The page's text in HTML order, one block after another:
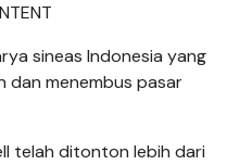
sineas Indonesia yang
dan menembus pasar
telah ditonton lebih dari